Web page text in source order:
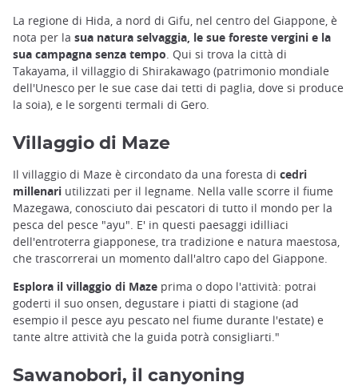
La regione di Hida, a nord di Gifu, nel centro del Giappone, è
nota per la sua natura selvaggia, le sue foreste vergini e la
sua campagna senza tempo. Qui si trova la città di
Takayama, il villaggio di Shirakawago (patrimonio mondiale
dell'Unesco per le sue case dai tetti di paglia, dove si produce
la soia), e le sorgenti termali di Gero.
Villaggio di Maze
Il villaggio di Maze è circondato da una foresta di cedri
millenari utilizzati per il legname. Nella valle scorre il fiume
Mazegawa, conosciuto dai pescatori di tutto il mondo per la
pesca del pesce "ayu". E' in questi paesaggi idilliaci
dell'entroterra giapponese, tra tradizione e natura maestosa,
che trascorrerai un momento dall'altro capo del Giappone.
Esplora il villaggio di Maze prima o dopo l'attività: potrai
goderti il suo onsen, degustare i piatti di stagione (ad
esempio il pesce ayu pescato nel fiume durante l'estate) e
tante altre attività che la guida potrà consigliarti."
Sawanobori, il canyoning